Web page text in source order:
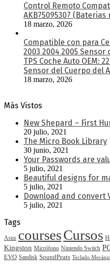
Control Remoto
AKB75095307
18 marzo, 2026
Compatible con para
2003 2004 2005
TPS Coche Auto OEM:
Sensor del Cuerpo del
18 marzo, 2026
Más Vistos
New Shepard – First
20 julio, 2021
The Micro Book Library
30 junio, 2021
Your Passwords are
5 julio, 2021
Beautiful designs for
5 julio, 2021
Download and convert
5 julio, 2021
Tags
Asus coursesCursos
Kingston Micrófono Nintendo Switch
EVO Sandisk SoundPeats Teclado